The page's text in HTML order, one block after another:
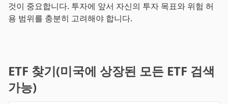
것이 중요합니다. 투자에 앞서 자신의 투자 목표와 위험 허
용 범위를 충분히 고려해야 합니다.
ETF 찾기(미국에 상장된 모든 ETF 검색
가능)